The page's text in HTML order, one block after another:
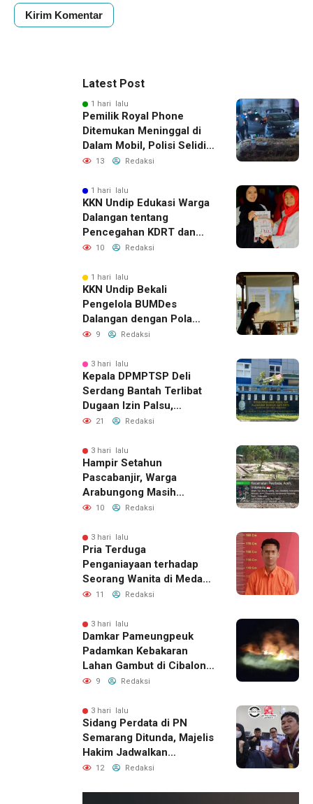
Latest Post
1 hari lalu
Pemilik Royal Phone
Ditemukan Meninggal di
Dalam Mobil, Polisi Selidiki
Dugaan Keterkaitan
13 Redaksi
1 hari lalu
KKN Undip Edukasi Warga
Dalangan tentang
Pencegahan KDRT dan
Komunikasi Keluarga
10 Redaksi
1 hari lalu
KKN Undip Bekali
Pengelola BUMDes
Dalangan dengan Pola
Pikir Inovatif
9 Redaksi
3 hari lalu
Kepala DPMPTSP Deli
Serdang Bantah Terlibat
Dugaan Izin Palsu,
Tegaskan Proses
Jalur Resmi
21 Redaksi
3 hari lalu
Hampir Setahun
Pascabanjir, Warga
Arabungong Masih
Menunggu Bantuan
10 Redaksi
3 hari lalu
Pria Terduga
Penganiayaan terhadap
Seorang Wanita di Medan
Ditangkap Polisi
11 Redaksi
3 hari lalu
Damkar Pameungpeuk
Padamkan Kebakaran
Lahan Gambut di Cibalong,
Permukiman Warga
9 Redaksi
3 hari lalu
Sidang Perdata di PN
Semarang Ditunda, Majelis
Hakim Jadwalkan
Pemanggilan Ulang BPR
12 Redaksi